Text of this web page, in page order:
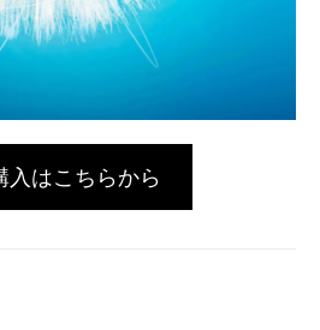
入はこちらから